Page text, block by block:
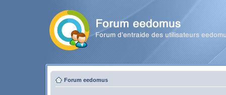
Forum eedomus